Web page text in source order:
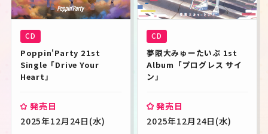
CD
Poppin'Party 21st
Single「Drive Your
Heart」
発売日
2025年12月24日(水)
CD
夢限大みゅーたいぷ 1st
Album「プログレス サイ
ン」
発売日
2025年12月24日(水)